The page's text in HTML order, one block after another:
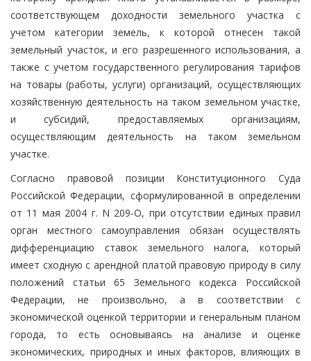
соответствующем доходности земельного участка с
учетом категории земель, к которой отнесен такой
земельный участок, и его разрешенного использования, а
также с учетом государственного регулирования тарифов
на товары (работы, услуги) организаций, осуществляющих
хозяйственную деятельность на таком земельном участке,
и субсидий, предоставляемых организациям,
осуществляющим деятельность на таком земельном
участке.
Согласно правовой позиции Конституционного Суда
Российской Федерации, сформулированной в определении
от 11 мая 2004 г. N 209-О, при отсутствии единых правил
орган местного самоуправления обязан осуществлять
дифференциацию ставок земельного налога, который
имеет сходную с арендной платой правовую природу в силу
положений статьи 65 Земельного кодекса Российской
Федерации, не произвольно, а в соответствии с
экономической оценкой территории и генеральным планом
города, то есть основываясь на анализе и оценке
экономических, природных и иных факторов, влияющих в